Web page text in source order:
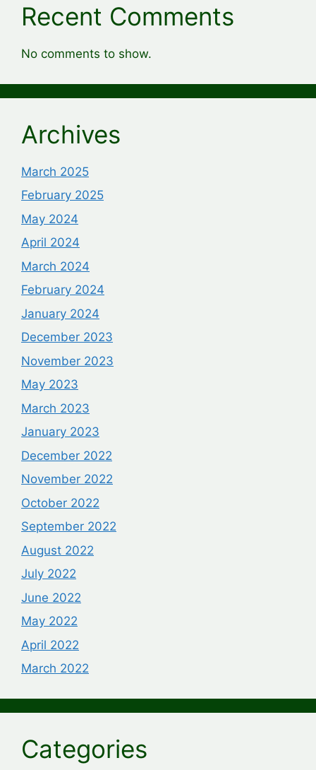
Recent Comments
No comments to show.
Archives
March 2025
February 2025
May 2024
April 2024
March 2024
February 2024
January 2024
December 2023
November 2023
May 2023
March 2023
January 2023
December 2022
November 2022
October 2022
September 2022
August 2022
July 2022
June 2022
May 2022
April 2022
March 2022
Categories